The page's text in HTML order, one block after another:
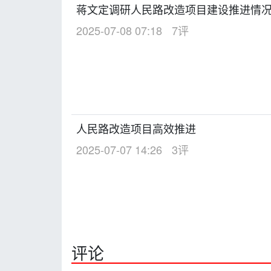
蒋文定调研人民路改造项目建设推进情
2025-07-08 07:18
7评
人民路改造项目高效推进
2025-07-07 14:26
3评
评论